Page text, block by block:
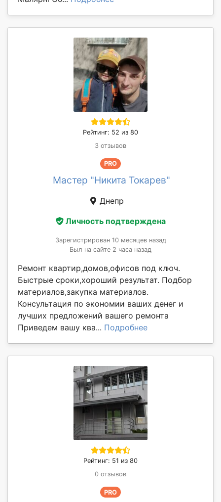
Рейтинг: 52 из 80
3 отзывов
PRO
Мастер "Никита Токарев"
Днепр
Личность подтверждена
Зарегистрирован 10 месяцев назад
Был на сайте 2 часа назад
Ремонт квартир,домов,офисов под ключ.
Быстрые сроки,хороший результат. Подбор
материалов,закупка материалов.
Консультация по экономии ваших денег и
лучших предложений вашего ремонта
Приведем вашу ква... Подробнее
Рейтинг: 51 из 80
0 отзывов
PRO